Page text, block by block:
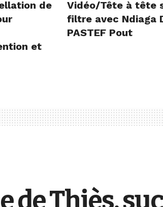
de
et
Vidéo/Tête à tête
filtre avec Ndiaga
PASTEF Pout